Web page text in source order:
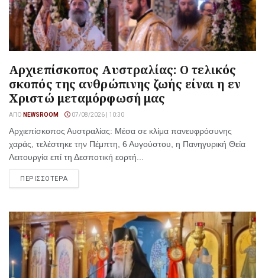
Αρχιεπίσκοπος Αυστραλίας: Ο τελικός
σκοπός της ανθρώπινης ζωής είναι η εν
Χριστώ μεταμόρφωσή μας
ΑΠΌ NEWSROOM 07/08/2026 | 10:30
Αρχιεπίσκοπος Αυστραλίας: Μέσα σε κλίμα πανευφρόσυνης
χαράς, τελέστηκε την Πέμπτη, 6 Αυγούστου, η Πανηγυρική Θεία
Λειτουργία επί τη Δεσποτική εορτή...
ΠΕΡΙΣΣΟΤΕΡΑ